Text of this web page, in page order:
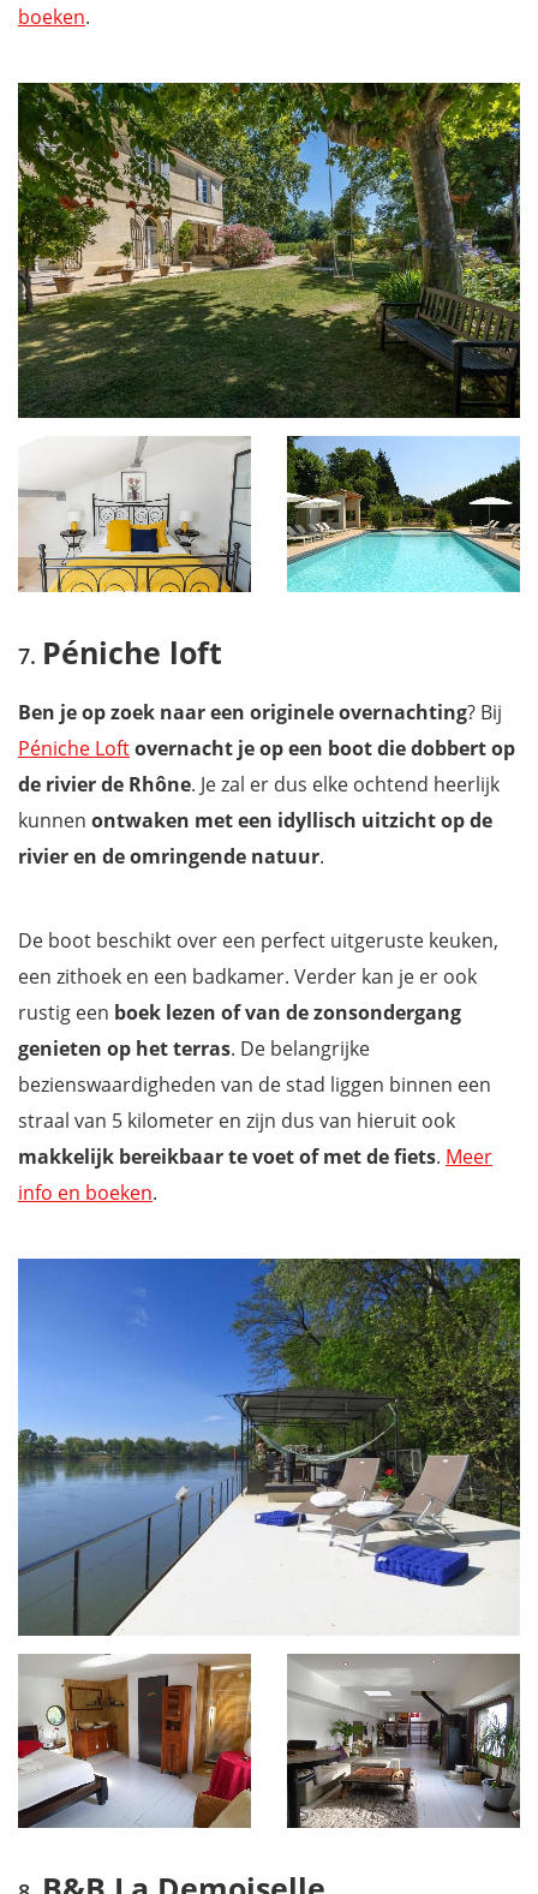
boeken.
Péniche loft
Ben je op zoek naar een originele overnachting? Bij
Péniche Loftovernacht je op een boot die dobbert op
de rivier de Rhône. Je zal er dus elke ochtend heerlijk
kunnen ontwaken met een idyllisch uitzicht op de
rivier en de omringende natuur.
De boot beschikt over een perfect uitgeruste keuken,
een zithoek en een badkamer. Verder kan je er ook
rustig een boek lezen of van dezonsondergang
genieten op het terras. De belangrijke
bezienswaardigheden van de stad liggen binnen een
straal van 5 kilometer en zijn dus van hieruit ook
makkelijk bereikbaar te voet of met de fiets. Meer
info en boeken.